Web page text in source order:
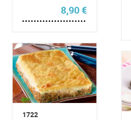
8,90€
1722